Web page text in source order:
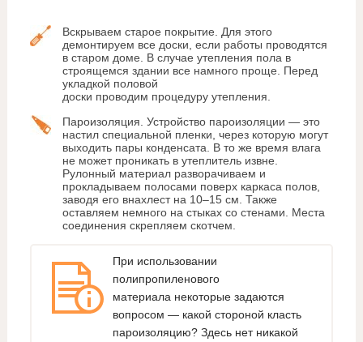
Вскрываем старое покрытие. Для этого
демонтируем все доски, если работы проводятся
в старом доме. В случае утепления пола в
строящемся здании все намного проще. Перед
укладкой половой
доски проводим процедуру утепления.
Пароизоляция. Устройство пароизоляции — это
настил специальной пленки, через которую могут
выходить пары конденсата. В то же время влага
не может проникать в утеплитель извне.
Рулонный материал разворачиваем и
прокладываем полосами поверх каркаса полов,
заводя его внахлест на 10–15 см. Также
оставляем немного на стыках со стенами. Места
соединения скрепляем скотчем.
При использовании
полипропиленового
материала некоторые задаются
вопросом — какой стороной класть
пароизоляцию? Здесь нет никакой